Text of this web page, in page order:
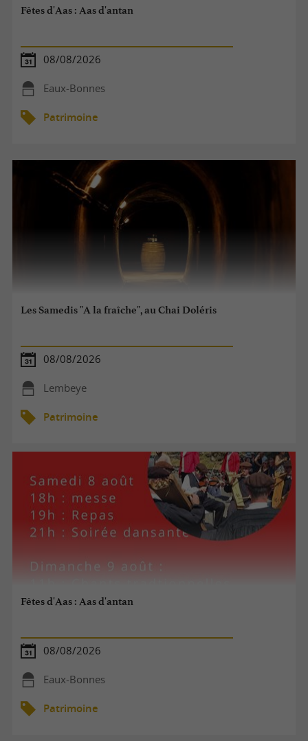
Fêtes d'Aas : Aas d'antan
08/08/2026
Eaux-Bonnes
Patrimoine
Les Samedis "A la fraîche", au Chai Doléris
08/08/2026
Lembeye
Patrimoine
Fêtes d'Aas : Aas d'antan
08/08/2026
Eaux-Bonnes
Patrimoine